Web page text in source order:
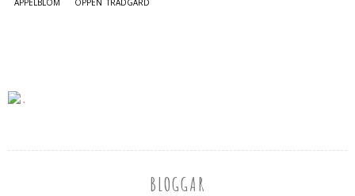
ÄPPELBLOM
ÖPPEN TRÄDGÅRD
BLOGGAR